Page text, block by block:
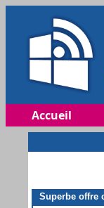
Accueil
Superbe offre